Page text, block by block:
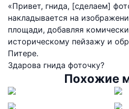
«Привет, гнида, [сделаем]
накладывается на
площади, добавляя
историческому пейзажу и
Питере.
Здарова гнида фоточку?
Похожие